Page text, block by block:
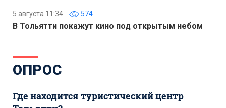
5 августа 11:34 574
В Тольятти покажут кино под открытым небом
ОПРОС
Где находится туристический центр